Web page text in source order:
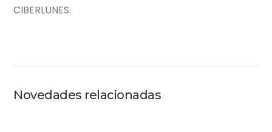
CIBERLUNES.
Novedades relacionadas